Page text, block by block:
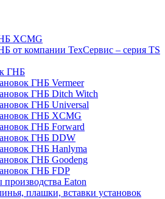
XCMG
от компании ТехСервис – серия TS
ГНБ
ГНБ Vermeer
ГНБ Ditch Witch
ГНБ Universal
ГНБ XCMG
ГНБ Forward
ГНБ DDW
ГНБ Hanlyma
ГНБ Goodeng
ГНБ FDP
Eaton
плашки, вставки установок